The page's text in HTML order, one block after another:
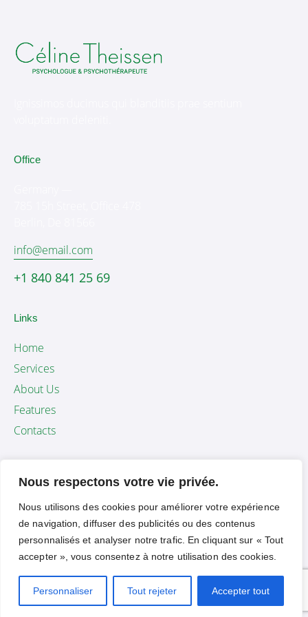
Nous respectons votre vie privée.
Nous utilisons des cookies pour améliorer votre expérience
de navigation, diffuser des publicités ou des contenus
personnalisés et analyser notre trafic. En cliquant sur « Tout
accepter », vous consentez à notre utilisation des cookies.
Personnaliser Tout rejeter Accepter tout
Office
info@email.com
+1 840 841 25 69
Links
Home
Services
About Us
Features
Contacts
[mc4wp_form id="461" element_id="style-9"]
ThemeRex© {{Y}}. All Rights Reserved.